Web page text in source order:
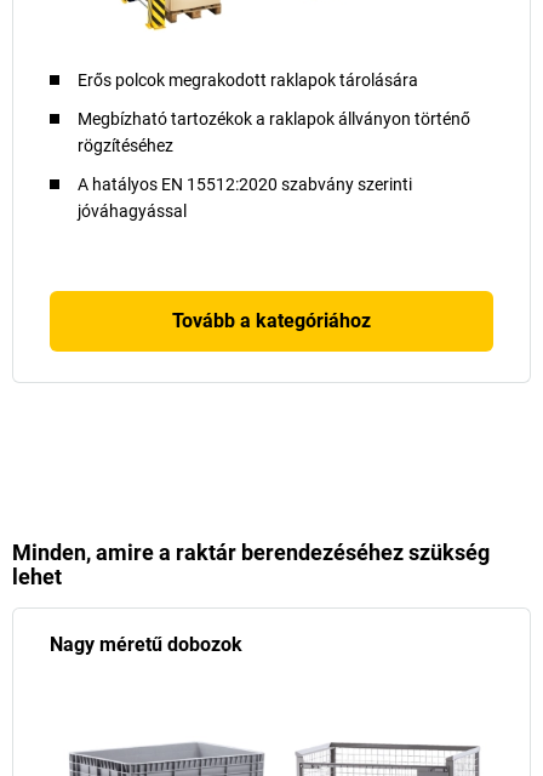
Erős polcok megrakodott raklapok tárolására
Megbízható tartozékok a raklapok állványon történő
rögzítéséhez
A hatályos EN 15512:2020 szabvány szerinti
jóváhagyással
Tovább a kategóriához
Minden, amire a raktár berendezéséhez szükség
lehet
Nagy méretű dobozok